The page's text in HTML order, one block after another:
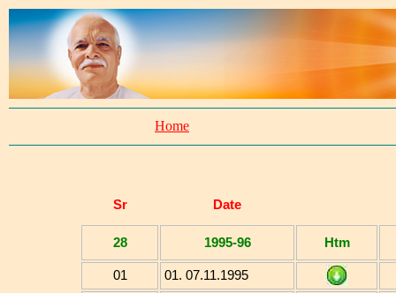
Home
Sr Date
28 1995-96 Htm
01 01. 07.11.1995